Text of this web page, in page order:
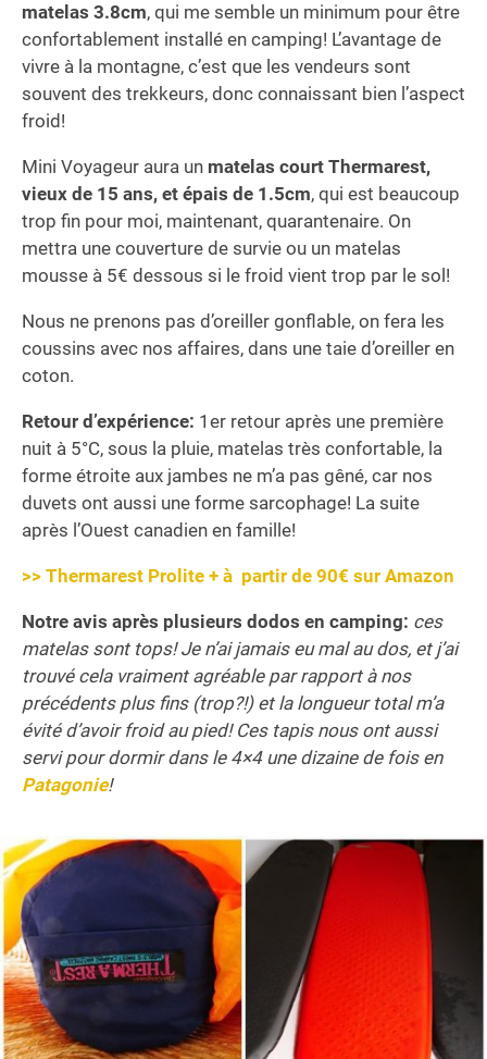
matelas 3.8cm, qui me semble un minimum pour être
confortablement installé en camping! L’avantage de
vivre à la montagne, c’est que les vendeurs sont
souvent des trekkeurs, donc connaissant bien l’aspect
froid!
Mini Voyageur aura un matelas court Thermarest,
vieux de 15 ans, et épais de 1.5cm, qui est beaucoup
trop fin pour moi, maintenant, quarantenaire. On
mettra une couverture de survie ou un matelas
mousse à 5€ dessous si le froid vient trop par le sol!
Nous ne prenons pas d’oreiller gonflable, on fera les
coussins avec nos affaires, dans une taie d’oreiller en
coton.
Retour d’expérience: 1er retour après une première
nuit à 5°C, sous la pluie, matelas très confortable, la
forme étroite aux jambes ne m’a pas gêné, car nos
duvets ont aussi une forme sarcophage! La suite
après l’Ouest canadien en famille!
>> Thermarest Prolite + à partir de 90€ sur Amazon
Notre avis après plusieurs dodos en camping: ces
matelas sont tops! Je n’ai jamais eu mal au dos, et j’ai
trouvé cela vraiment agréable par rapport à nos
précédents plus fins (trop?!) et la longueur total m’a
évité d’avoir froid au pied! Ces tapis nous ont aussi
servi pour dormir dans le 4×4 une dizaine de fois en
Patagonie!